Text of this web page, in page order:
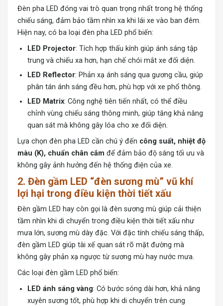
Đèn pha LED đóng vai trò quan trọng nhất trong hệ thống
chiếu sáng, đảm bảo tầm nhìn xa khi lái xe vào ban đêm.
Hiện nay, có ba loại đèn pha LED phổ biến:
LED Projector: Tích hợp thấu kính giúp ánh sáng tập
trung và chiếu xa hơn, hạn chế chói mắt xe đối diện.
LED Reflector: Phản xạ ánh sáng qua gương cầu, giúp
phân tán ánh sáng đều hơn, phù hợp với xe phổ thông.
LED Matrix: Công nghệ tiên tiến nhất, có thể điều
chỉnh vùng chiếu sáng thông minh, giúp tăng khả năng
quan sát mà không gây lóa cho xe đối diện.
Lựa chọn đèn pha LED cần chú ý đến công suất, nhiệt độ
màu (K), chuẩn chân cắm để đảm bảo độ sáng tối ưu và
không gây ảnh hưởng đến hệ thống điện của xe.
2. Đèn gầm LED “đèn sương mù” vũ khí
lợi hại trong điều kiện thời tiết xấu
Đèn gầm LED hay còn gọi là đèn sương mù giúp cải thiện
tầm nhìn khi di chuyển trong điều kiện thời tiết xấu như
mưa lớn, sương mù dày đặc. Với đặc tính chiếu sáng thấp,
đèn gầm LED giúp tài xế quan sát rõ mặt đường mà
không gây phản xạ ngược từ sương mù hay nước mưa.
Các loại đèn gầm LED phổ biến:
LED ánh sáng vàng: Có bước sóng dài hơn, khả năng
xuyên sương tốt, phù hợp khi di chuyển trên cung